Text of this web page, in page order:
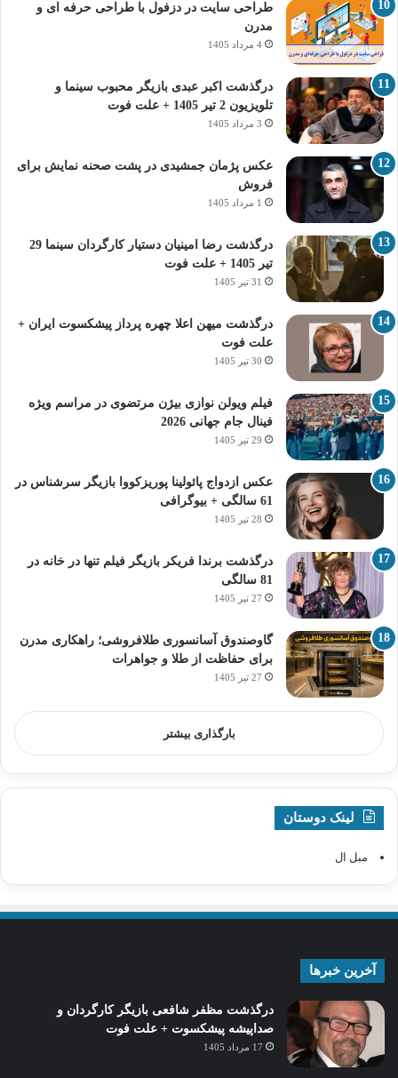
طراحی سایت در دزفول با طراحی حرفه‌ ای و
مدرن
4 مرداد 1405
درگذشت اکبر عبدی بازیگر محبوب سینما و
تلویزیون 2 تیر 1405 + علت فوت
3 مرداد 1405
عکس پژمان جمشیدی در پشت صحنه نمایش برای
فروش
1 مرداد 1405
درگذشت رضا امینیان دستیار کارگردان سینما 29
تیر 1405 + علت فوت
31 تیر 1405
درگذشت میهن اعلا چهره پرداز پیشکسوت ایران +
علت فوت
30 تیر 1405
فیلم ویولن نوازی بیژن مرتضوی در مراسم ویژه
فینال جام جهانی 2026
29 تیر 1405
عکس ازدواج پائولینا پوریزکووا بازیگر سرشناس در
61 سالگی + بیوگرافی
28 تیر 1405
درگذشت برندا فریکر بازیگر فیلم تنها در خانه در
81 سالگی
27 تیر 1405
گاوصندوق آسانسوری طلافروشی؛ راهکاری مدرن
برای حفاظت از طلا و جواهرات
27 تیر 1405
بارگذاری بیشتر
لینک دوستان
مبل ال
آخرین خبرها
درگذشت مظفر شافعی بازیگر کارگردان و
صداپیشه پیشکسوت + علت فوت
17 مرداد 1405